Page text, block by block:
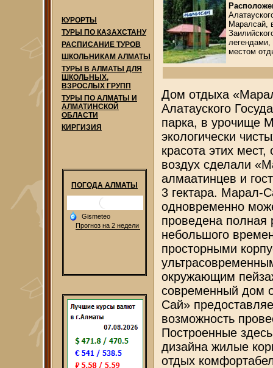
КУРОРТЫ
ТУРЫ ПО КАЗАХСТАНУ
РАСПИСАНИЕ ТУРОВ
ШКОЛЬНИКАМ АЛМАТЫ
ТУРЫ В АЛМАТЫ ДЛЯ
ШКОЛЬНЫХ,
ВЗРОСЛЫХ ГРУПП
ТУРЫ ПО АЛМАТЫ И
АЛМАТИНСКОЙ
ОБЛАСТИ
КИРГИЗИЯ
ПОГОДА АЛМАТЫ
Маралсай,
местом
Дом отдыха
Алатауского
парка, в урочище
экологически
красота этих
воздух сделали
алмаатинцев и
3 гектара. Марал-
одновременно
проведена полная
небольшого
просторными
окружающим
современный дом
Сай»
возможность
Построенные
дизайна жилые
отдых